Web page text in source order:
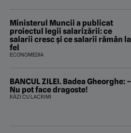
Ministerul Muncii a publicat
proiectul legii salarizării: ce
salarii cresc și ce salarii rămân la
fel
ECONOMEDIA
BANCUL ZILEI. Badea Gheorghe: –
Nu pot face dragoste!
RÂZI CU LACRIMI